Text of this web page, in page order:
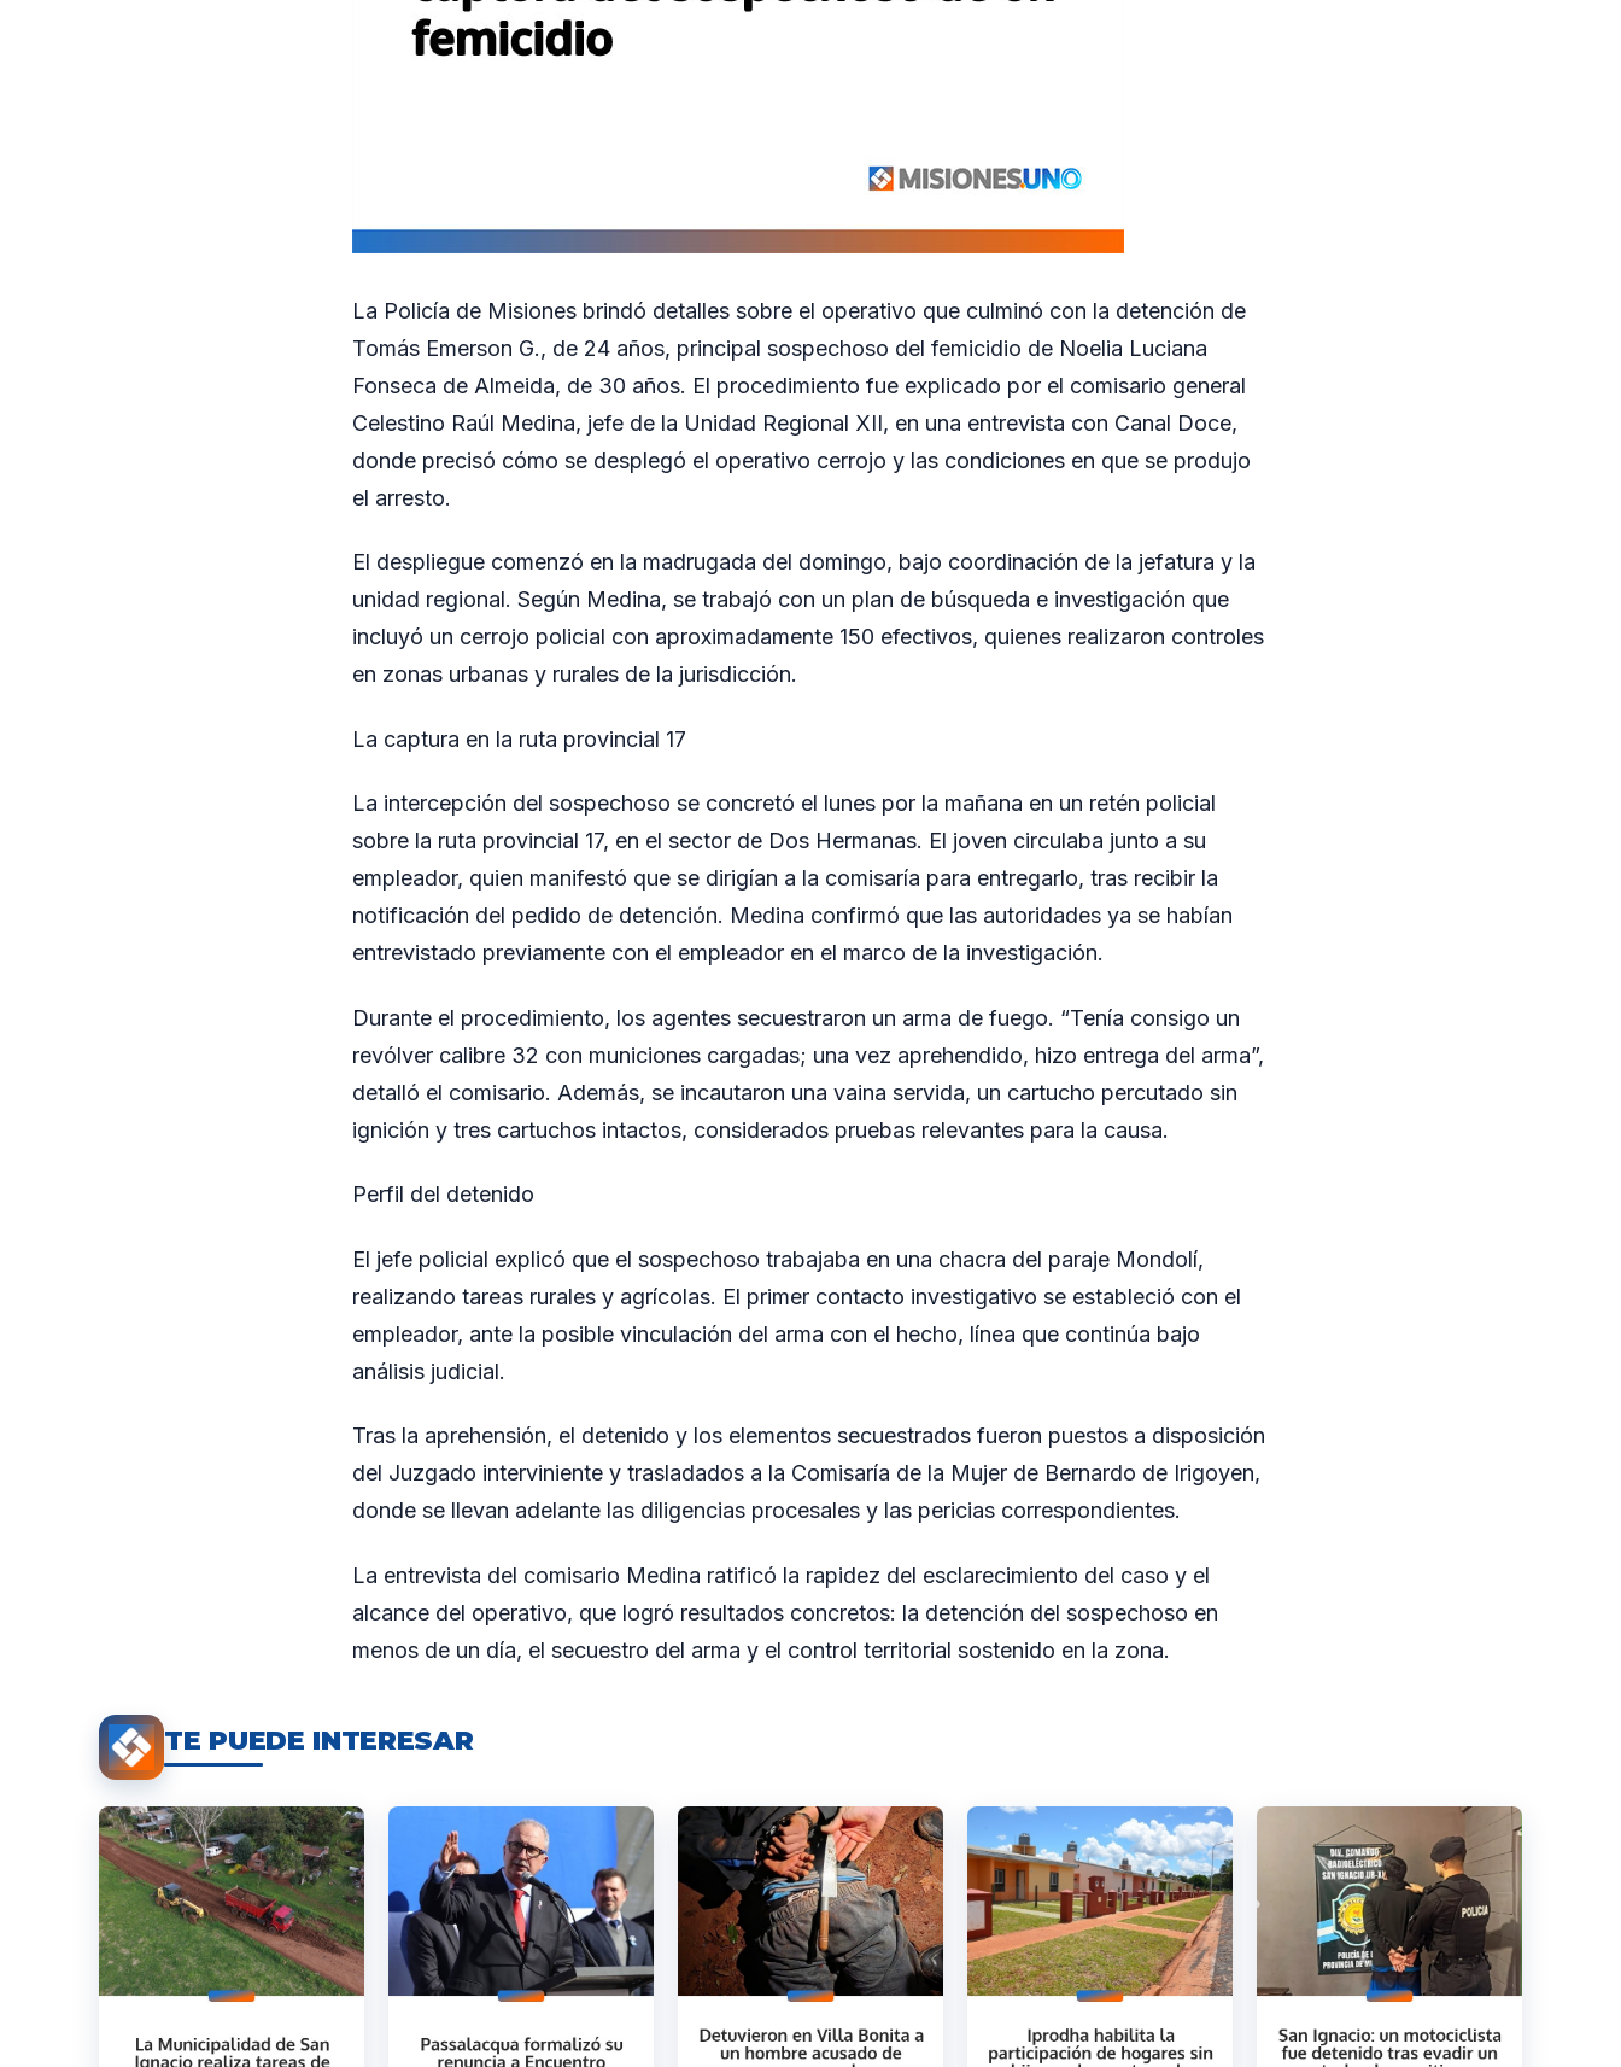
La Policía de Misiones brindó detalles sobre el operativo que culminó con la detención de
Tomás Emerson G., de 24 años, principal sospechoso del femicidio de Noelia Luciana
Fonseca de Almeida, de 30 años. El procedimiento fue explicado por el comisario general
Celestino Raúl Medina, jefe de la Unidad Regional XII, en una entrevista con Canal Doce,
donde precisó cómo se desplegó el operativo cerrojo y las condiciones en que se produjo
el arresto.
El despliegue comenzó en la madrugada del domingo, bajo coordinación de la jefatura y la
unidad regional. Según Medina, se trabajó con un plan de búsqueda e investigación que
incluyó un cerrojo policial con aproximadamente 150 efectivos, quienes realizaron controles
en zonas urbanas y rurales de la jurisdicción.
La captura en la ruta provincial 17
La intercepción del sospechoso se concretó el lunes por la mañana en un retén policial
sobre la ruta provincial 17, en el sector de Dos Hermanas. El joven circulaba junto a su
empleador, quien manifestó que se dirigían a la comisaría para entregarlo, tras recibir la
notificación del pedido de detención. Medina confirmó que las autoridades ya se habían
entrevistado previamente con el empleador en el marco de la investigación.
Durante el procedimiento, los agentes secuestraron un arma de fuego. “Tenía consigo un
revólver calibre 32 con municiones cargadas; una vez aprehendido, hizo entrega del arma”,
detalló el comisario. Además, se incautaron una vaina servida, un cartucho percutado sin
ignición y tres cartuchos intactos, considerados pruebas relevantes para la causa.
Perfil del detenido
El jefe policial explicó que el sospechoso trabajaba en una chacra del paraje Mondolí,
realizando tareas rurales y agrícolas. El primer contacto investigativo se estableció con el
empleador, ante la posible vinculación del arma con el hecho, línea que continúa bajo
análisis judicial.
Tras la aprehensión, el detenido y los elementos secuestrados fueron puestos a disposición
del Juzgado interviniente y trasladados a la Comisaría de la Mujer de Bernardo de Irigoyen,
donde se llevan adelante las diligencias procesales y las pericias correspondientes.
La entrevista del comisario Medina ratificó la rapidez del esclarecimiento del caso y el
alcance del operativo, que logró resultados concretos: la detención del sospechoso en
menos de un día, el secuestro del arma y el control territorial sostenido en la zona.
TE PUEDE INTERESAR